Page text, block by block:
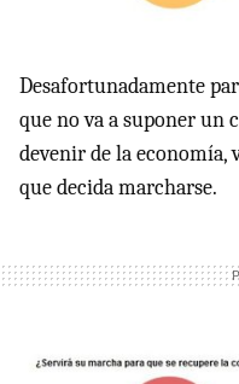
Desafortunadamente
que no va a suponer un
devenir de la economía,
que decida marcharse.